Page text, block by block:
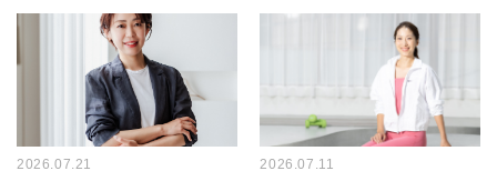
o
k
2026.07.21
2026.07.11